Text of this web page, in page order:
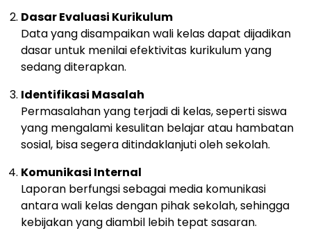
Dasar Evaluasi Kurikulum
Data yang disampaikan wali kelas dapat dijadikan
dasar untuk menilai efektivitas kurikulum yang
sedang diterapkan.
Identifikasi Masalah
Permasalahan yang terjadi di kelas, seperti siswa
yang mengalami kesulitan belajar atau hambatan
sosial, bisa segera ditindaklanjuti oleh sekolah.
Komunikasi Internal
Laporan berfungsi sebagai media komunikasi
antara wali kelas dengan pihak sekolah, sehingga
kebijakan yang diambil lebih tepat sasaran.